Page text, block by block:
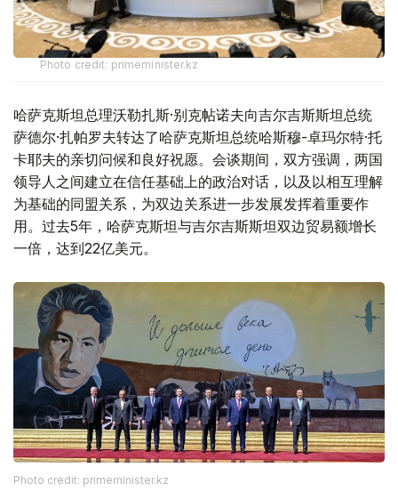
Photo credit: primeminister.kz
哈萨克斯坦总理沃勒扎斯·别克帖诺夫向吉尔吉斯斯坦总统
萨德尔·扎帕罗夫转达了哈萨克斯坦总统哈斯穆-卓玛尔特·托
卡耶夫的亲切问候和良好祝愿。会谈期间，双方强调，两国
领导人之间建立在信任基础上的政治对话，以及以相互理解
为基础的同盟关系，为双边关系进一步发展发挥着重要作
用。过去5年，哈萨克斯坦与吉尔吉斯斯坦双边贸易额增长
一倍，达到22亿美元。
Photo credit: primeminister.kz